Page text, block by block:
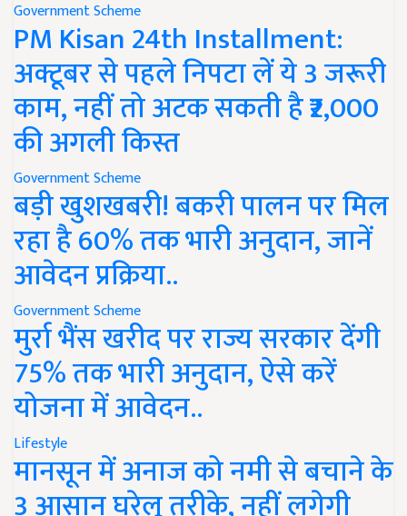
Government Scheme
PM Kisan 24th Installment:
अक्टूबर से पहले निपटा लें ये 3 जरूरी
काम, नहीं तो अटक सकती है ₹2,000
की अगली किस्त
Government Scheme
बड़ी खुशखबरी! बकरी पालन पर मिल
रहा है 60% तक भारी अनुदान, जानें
आवेदन प्रक्रिया..
Government Scheme
मुर्रा भैंस खरीद पर राज्य सरकार देंगी
75% तक भारी अनुदान, ऐसे करें
योजना में आवेदन..
Lifestyle
मानसून में अनाज को नमी से बचाने के